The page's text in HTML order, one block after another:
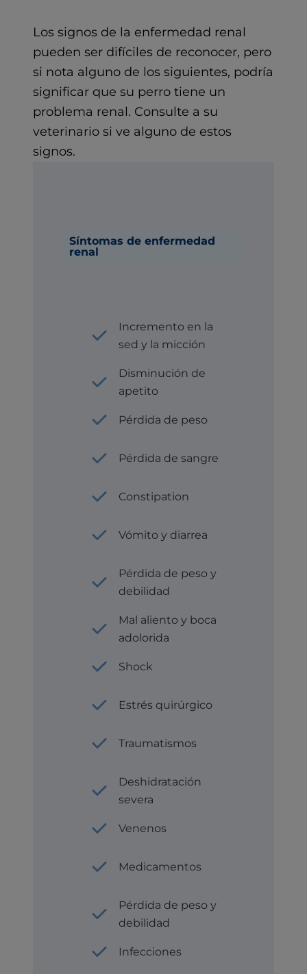
Los signos de la enfermedad renal
pueden ser difíciles de reconocer, pero
si nota alguno de los siguientes, podría
significar que su perro tiene un
problema renal. Consulte a su
veterinario si ve alguno de estos
signos.
Síntomas de enfermedad
renal
Incremento en la
sed y la micción
Disminución de
apetito
Pérdida de peso
Pérdida de sangre
Constipation
Vómito y diarrea
Pérdida de peso y
debilidad
Mal aliento y boca
adolorida
Shock
Estrés quirúrgico
Traumatismos
Deshidratación
severa
Venenos
Medicamentos
Pérdida de peso y
debilidad
Infecciones